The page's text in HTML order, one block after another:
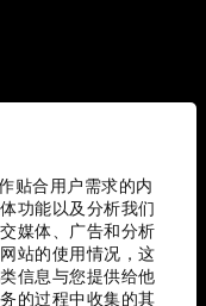
贴合用户需求的内
功能以及分析我们
媒体、广告和分析
站的使用情况，这
信息与您提供给他
的过程中收集的其